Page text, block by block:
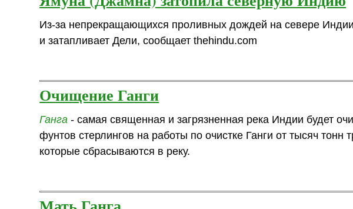
Из-за непрекращающихся проливных дождей на севере
и затапливает Дели, сообщает thehindu.com
Очищение Ганги
Ганга - самая священная и загрязненная река Индии будет
фунтов стерлингов на работы по очистке Ганги от тысяч
которые сбрасываются в реку.